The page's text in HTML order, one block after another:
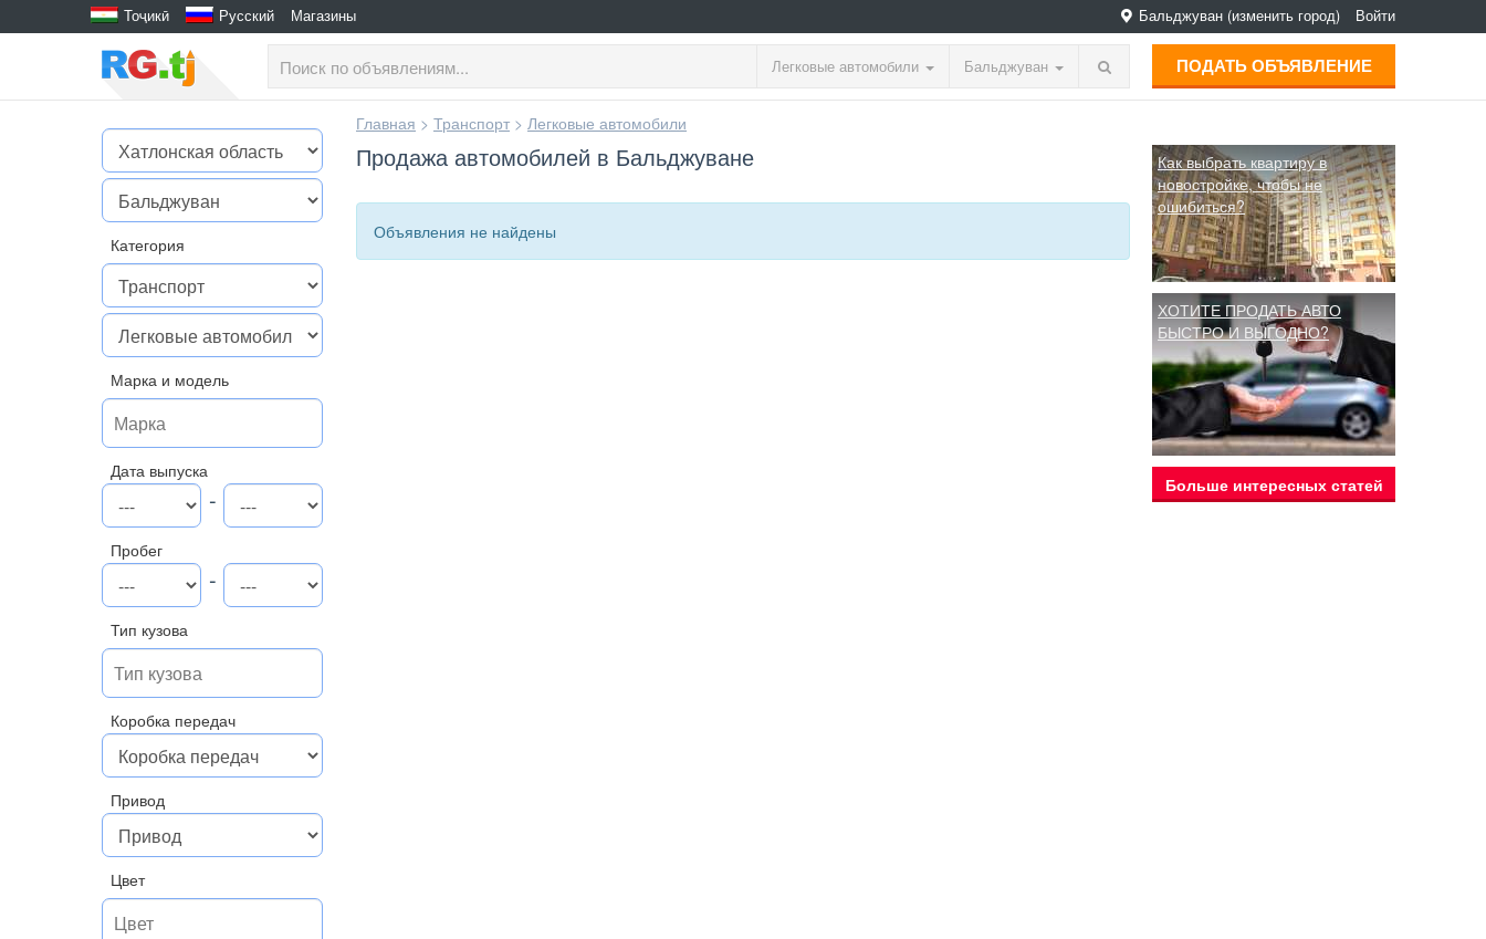
Тоҷикӣ Русский Магазины Бальджуван (изменить город) Войти
Легковые автомобили Бальджуван ПОДАТЬ ОБЪЯВЛЕНИЕ
Категория
Марка и модель
Дата выпуска
-
Пробег
-
Тип кузова
Коробка передач
Привод
Цвет
Главная > Транспорт > Легковые автомобили
Продажа автомобилей в Бальджуване
Объявления не найдены
Как выбрать квартиру в
новостройке, чтобы не
ошибиться?
ХОТИТЕ ПРОДАТЬ АВТО
БЫСТРО И ВЫГОДНО?
Больше интересных статей